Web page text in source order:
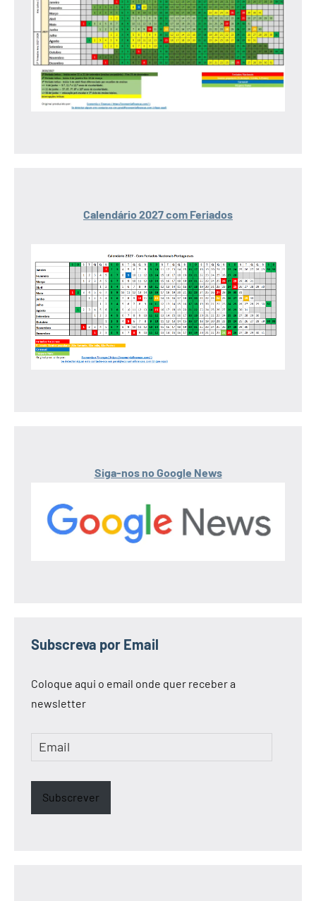
Calendário 2027 com Feriados
Siga-nos no Google News
Subscreva por Email
Coloque aqui o email onde quer receber a
newsletter
Email
Subscrever